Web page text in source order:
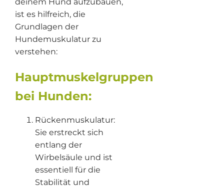
ist es hilfreich, die
Grundlagen der
Hundemuskulatur zu
verstehen:
Hauptmuskelgruppen
bei Hunden:
Rückenmuskulatur:
Sie erstreckt sich
entlang der
Wirbelsäule und ist
essentiell für die
Stabilität und